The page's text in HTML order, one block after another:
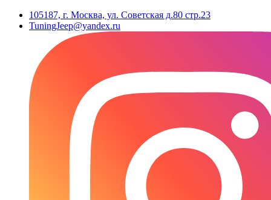
105187, г. Москва, ул. Советская д.80 стр.23
TuningJeep@yandex.ru